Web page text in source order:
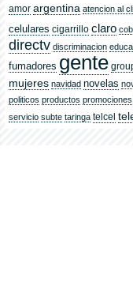
amor argentina atencion al
celulares cigarrillo claro
directv discriminacion
fumadores gente
mujeres navidad novelas
politicos productos promociones
servicio subte taringa telcel